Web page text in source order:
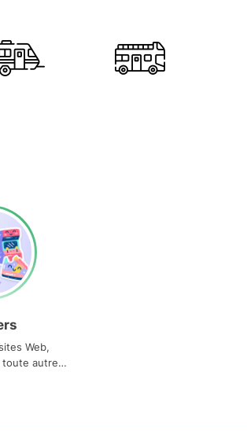
Web,
toute autre